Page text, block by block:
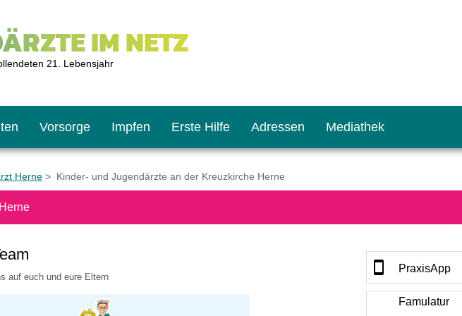
IM NETZ
21. Lebensjahr
Vorsorge
U6
Impfen Erste Hilfe Adressen Mediathek
Herne > Kinder- und Jugendärzte an der Kreuzkirche Herne
auf euch und eure Eltern
PraxisApp
Famulatur